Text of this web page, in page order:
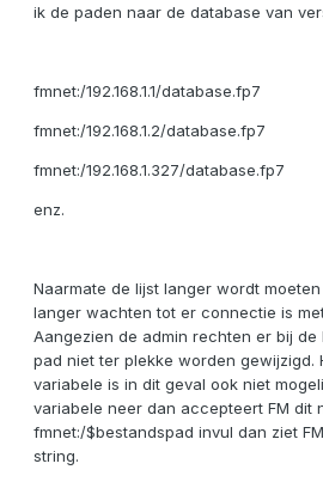
ik de paden naar de database van
fmnet:/192.168.1.1/database.fp7
fmnet:/192.168.1.2/database.fp7
fmnet:/192.168.1.327/database.fp7
enz.
Naarmate de lijst langer wordt
langer wachten tot er connectie is
Aangezien de admin rechten er bij
pad niet ter plekke worden gewijzigd.
variabele is in dit geval ook niet
variabele neer dan accepteert FM dit
fmnet:/$bestandspad invul dan ziet
string.